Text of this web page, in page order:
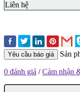
Liên hệ
Yêu cầu báo giá Sản
0 đánh giá /Cảm nhận